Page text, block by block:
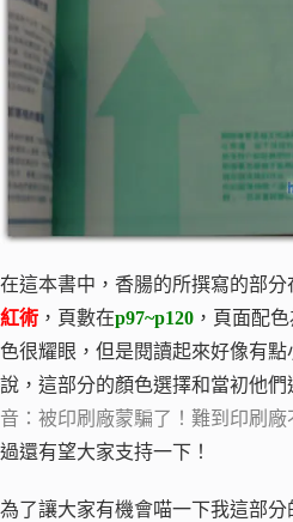
在這本書中，香腸的所撰寫的部分
紅術 ，頁數在p97~p120 ，頁面配色
色很耀眼，但是閱讀起來好像有
說，這部分的顏色選擇和當初他
音：被印刷廠蒙騙了！難到印刷
過還有望大家支持一下！
為了讓大家有機會喵一下我這部